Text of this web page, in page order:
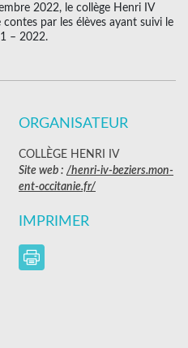
2022, le collège Henri IV
par les élèves ayant suivi le
– 2022.
ORGANISATEUR
COLLÈGE HENRI IV
Site web : /henri-iv-beziers.mon-
ent-occitanie.fr/
IMPRIMER